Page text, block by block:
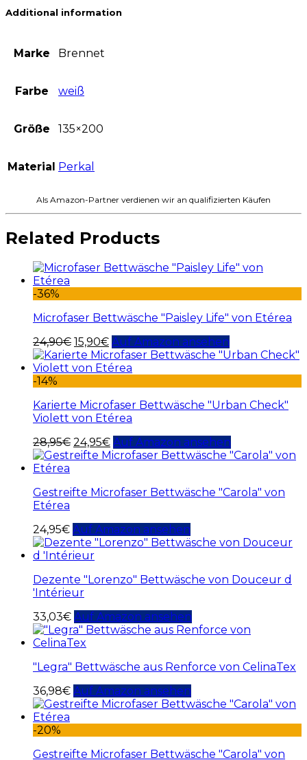
Additional information
Marke Brennet
Farbe weiß
Größe 135×200
Material Perkal
Als Amazon-Partner verdienen wir an qualifizierten Käufen
Related Products
-36%
Microfaser Bettwäsche "Paisley Life" von Etérea
24,90€ 15,90€ Auf Amazon ansehen
-14%
Karierte Microfaser Bettwäsche "Urban Check"
Violett von Etérea
28,95€ 24,95€ Auf Amazon ansehen
Gestreifte Microfaser Bettwäsche "Carola" von
Etérea
24,95€ Auf Amazon ansehen
Dezente "Lorenzo" Bettwäsche von Douceur d
'Intérieur
33,03€ Auf Amazon ansehen
"Legra" Bettwäsche aus Renforce von CelinaTex
36,98€ Auf Amazon ansehen
-20%
Gestreifte Microfaser Bettwäsche "Carola" von